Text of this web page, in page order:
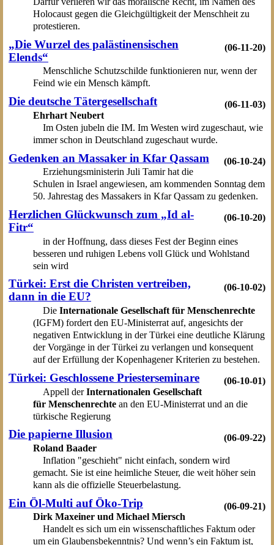
Holocaust gegen die Gleichgültigkeit der Menschheit zu
protestieren.
(06-11-20)
„Die Wurzel des palästinensischen
Elends“
Menschliche Schutzschilde funktionieren nur, wenn der
Feind wie ein Mensch kämpft.
(06-11-03)
Die deutsche Tätergesellschaft
Ehrhart Neubert
Im Osten jubeln die IM. Im Westen wird zugeschaut, wie
immer schon in Deutschland zugeschaut wurde.
(06-10-24)
Gedenken an Massaker in Kfar Qassam
Erziehungsministerin Juli Tamir hat die
Schulen in Israel angewiesen, am kommenden Sonntag dem
50. Jahrestag des Massakers in Kfar Qassam zu gedenken.
(06-10-20)
Herzlichen Glückwunsch zum „Id al-
Fitr“
in der Hoffnung, dass dieses Fest der Beginn eines
besseren und ruhigen Lebens voll Glück und Wohlstand
sein wird
(06-10-02)
Türkei: Erst die Christen vertreiben,
dann in die EU?
Die Internationale Gesellschaft für Menschenrechte
(IGFM) fordert den EU-Ministerrat auf, angesichts der
negativen Entwicklung in der Türkei eine deutliche Klärung
der Vorgänge in der Türkei zu verlangen und konsequent
auf der Erfüllung der Kopenhagener Kriterien zu bestehen.
(06-10-01)
Türkei: Geschlossene Priesterseminare
Appell derInternationalen Gesellschaft
für Menschenrechtean den EU-Ministerrat und an die
türkische Regierung
(06-09-22)
Die papierne Illusion
Roland Baader
Inflation "geschieht" nicht einfach, sondern wird
gemacht. Sie ist eine heimliche Steuer, die weit höher sein
kann als die offizielle Steuerbelastung.
(06-09-21)
Ein Öl-Multi auf Öko-Trip
Dirk Maxeiner und Michael Miersch
Handelt es sich um ein wissenschaftliches Faktum oder
um ein Glaubensbekenntnis? Und wenn’s ein Faktum ist,